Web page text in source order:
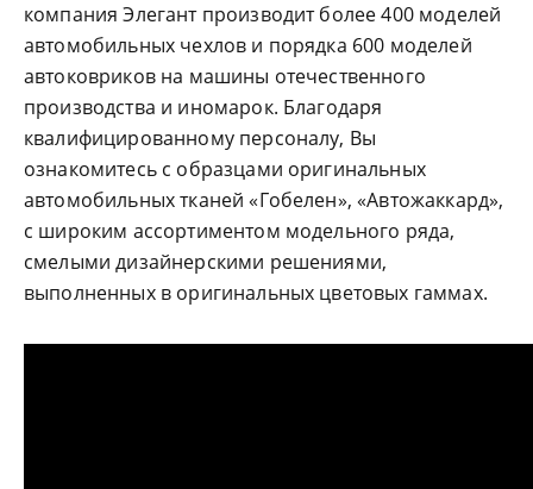
компания Элегант производит более 400 моделей
автомобильных чехлов и порядка 600 моделей
автоковриков на машины отечественного
производства и иномарок. Благодаря
квалифицированному персоналу, Вы
ознакомитесь с образцами оригинальных
автомобильных тканей «Гобелен», «Автожаккард»,
с широким ассортиментом модельного ряда,
смелыми дизайнерскими решениями,
выполненных в оригинальных цветовых гаммах.